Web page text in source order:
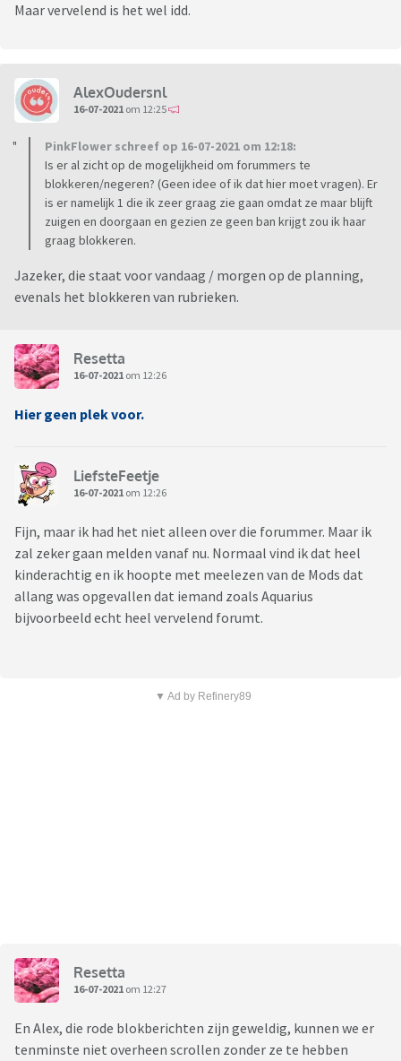
Maar vervelend is het wel idd.
AlexOudersnl
16-07-2021 om 12:25
PinkFlower schreef op 16-07-2021 om 12:18:
Is er al zicht op de mogelijkheid om forummers te
blokkeren/negeren? (Geen idee of ik dat hier moet vragen). Er
is er namelijk 1 die ik zeer graag zie gaan omdat ze maar blijft
zuigen en doorgaan en gezien ze geen ban krijgt zou ik haar
graag blokkeren.
Jazeker, die staat voor vandaag / morgen op de planning,
evenals het blokkeren van rubrieken.
Resetta
16-07-2021 om 12:26
Hier geen plek voor.
LiefsteFeetje
16-07-2021 om 12:26
Fijn, maar ik had het niet alleen over die forummer. Maar ik
zal zeker gaan melden vanaf nu. Normaal vind ik dat heel
kinderachtig en ik hoopte met meelezen van de Mods dat
allang was opgevallen dat iemand zoals Aquarius
bijvoorbeeld echt heel vervelend forumt.
▼ Ad by Refinery89
Resetta
16-07-2021 om 12:27
En Alex, die rode blokberichten zijn geweldig, kunnen we er
tenminste niet overheen scrollen zonder ze te hebben